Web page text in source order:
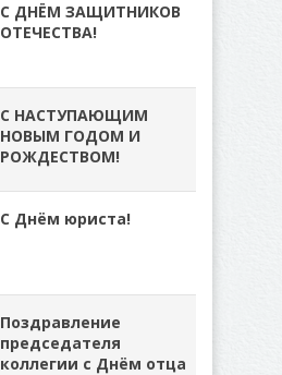
С ДНЁМ ЗАЩИТНИКОВ
ОТЕЧЕСТВА!
С НАСТУПАЮЩИМ
НОВЫМ ГОДОМ И
РОЖДЕСТВОМ!
С Днём юриста!
Поздравление
председателя
коллегии с Днём отца